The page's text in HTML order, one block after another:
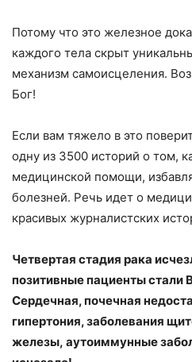
Потому что это железное
каждого тела скрыт
механизм самоисцеления.
Бог!
Если вам тяжело в это
одну из 3500 историй о том,
медицинской помощи,
болезней. Речь идет о
красивых журналистских
Четвертая стадия рака
позитивные пациенты стали
Сердечная, почечная
гипертония, заболевания
железы, аутоиммунные